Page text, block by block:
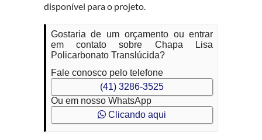
disponível para o projeto.
Gostaria de um orçamento ou entrar
em contato sobre Chapa Lisa
Policarbonato Translúcida?
Fale conosco pelo telefone
(41) 3286-3525
Ou em nosso WhatsApp
Clicando aqui